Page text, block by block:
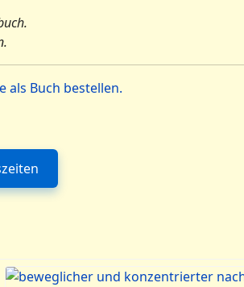
als Buch bestellen.
in Harmonie mit den Tages- und